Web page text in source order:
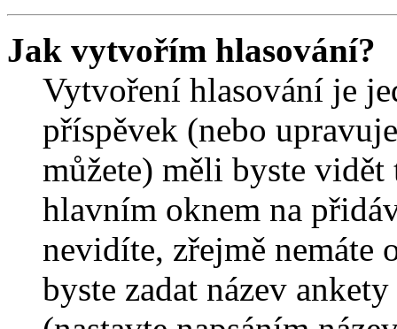
Jak vytvořím hlasování?
Vytvoření hlasování je
příspěvek (nebo
můžete) měli byste
hlavním oknem na
nevidíte, zřejmě
byste zadat název